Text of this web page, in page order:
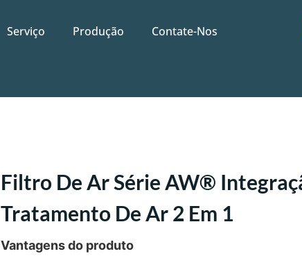
Serviço Produção Contate-Nos
Filtro De Ar Série AW®
Tratamento De Ar 2 Em 1
Vantagens do produto